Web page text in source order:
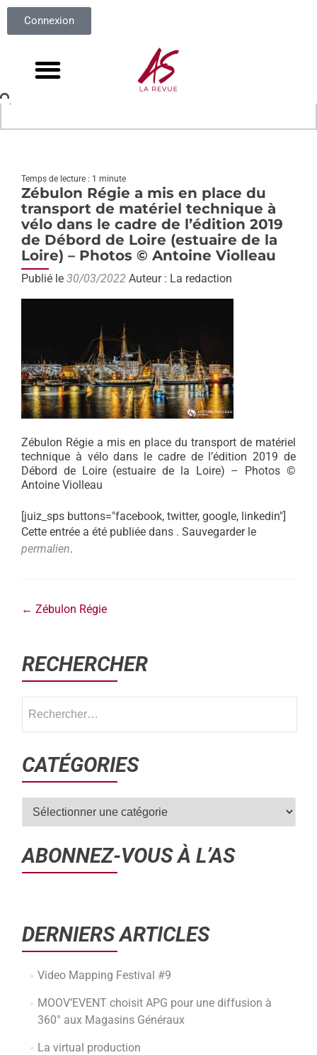
Connexion
Temps de lecture : 1 minute
Zébulon Régie a mis en place du
transport de matériel technique à
vélo dans le cadre de l’édition 2019
de Débord de Loire (estuaire de la
Loire) – Photos © Antoine Violleau
Publié le 30/03/2022 Auteur : La redaction
Zébulon Régie a mis en place du transport de matériel
technique à vélo dans le cadre de l’édition 2019 de
Débord de Loire (estuaire de la Loire) – Photos ©
Antoine Violleau
[juiz_sps buttons="facebook, twitter, google, linkedin"]
Cette entrée a été publiée dans . Sauvegarder le
permalien.
← Zébulon Régie
RECHERCHER
CATÉGORIES
ABONNEZ-VOUS À L’AS
DERNIERS ARTICLES
Video Mapping Festival #9
MOOV’EVENT choisit APG pour une diffusion à
360° aux Magasins Généraux
La virtual production